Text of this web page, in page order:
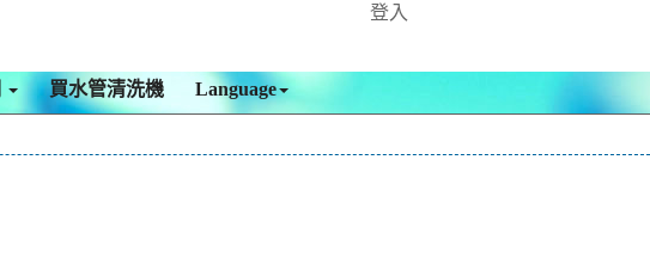
登入
買水管清洗機 Language